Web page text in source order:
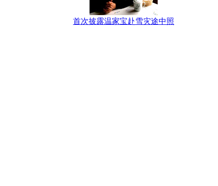
首次披露温家宝赴雪灾途中照